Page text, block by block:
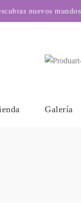
nuevos
Galería